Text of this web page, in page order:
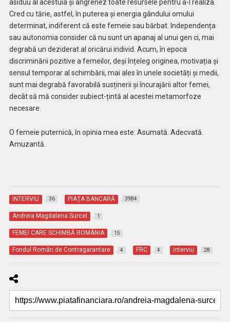
asiduu al acestuia și angrenez toate resursele pentru a-l realiza.
Cred cu tărie, astfel, în puterea și energia gândului omului
determinat, indiferent că este femeie sau bărbat. Independența
sau autonomia consider că nu sunt un apanaj al unui gen ci, mai
degrabă un deziderat al oricărui individ. Acum, în epoca
discriminării pozitive a femeilor, deși înțeleg originea, motivația și
sensul temporar al schimbării, mai ales în unele societăți și medii,
sunt mai degrabă favorabilă susținerii și încurajării altor femei,
decât să mă consider subiect-țintă al acestei metamorfoze
necesare.
O femeie puternică, în opinia mea este: Asumată. Adecvată.
Amuzantă.
INTERVIU 36 PIAŢA BANCARĂ 3984
Andreia Magdalena Surcel 1
FEMEI CARE SCHIMBĂ ROMÂNIA 15
Fondul Român de Contragarantare 4 FRC 4 interviu 28